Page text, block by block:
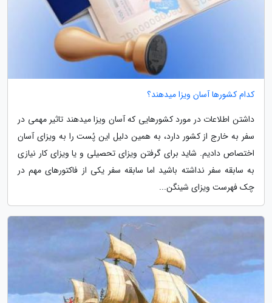
کدام کشورها آسان ویزا میدهند؟
داشتن اطلاعات در مورد کشورهایی که آسان ویزا میدهند تاثیر مهمی در
سفر به خارج از کشور دارد، به همین دلیل این پُست را به ویزای آسان
اختصاص دادیم. شاید برای گرفتن ویزای تحصیلی و یا ویزای کار نیازی
به سابقه سفر نداشته باشید اما سابقه سفر یکی از فاکتورهای مهم در
چک فهرست ویزای شینگن...